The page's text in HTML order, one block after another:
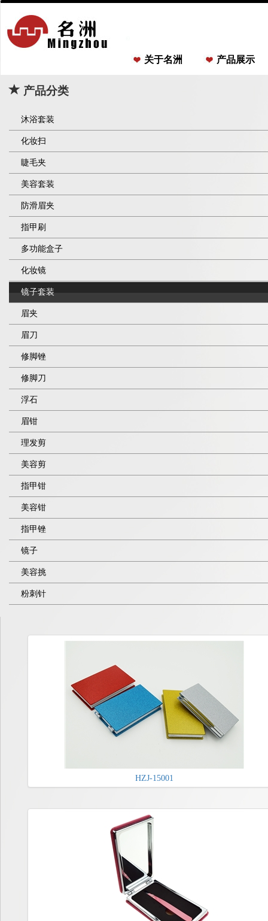
关于名洲 产品展示
产品分类
沐浴套装
化妆扫
睫毛夹
美容套装
防滑眉夹
指甲刷
多功能盒子
化妆镜
镜子套装
眉夹
眉刀
修脚锉
修脚刀
浮石
眉钳
理发剪
美容剪
指甲钳
美容钳
指甲锉
镜子
美容挑
粉刺针
HZJ-15001